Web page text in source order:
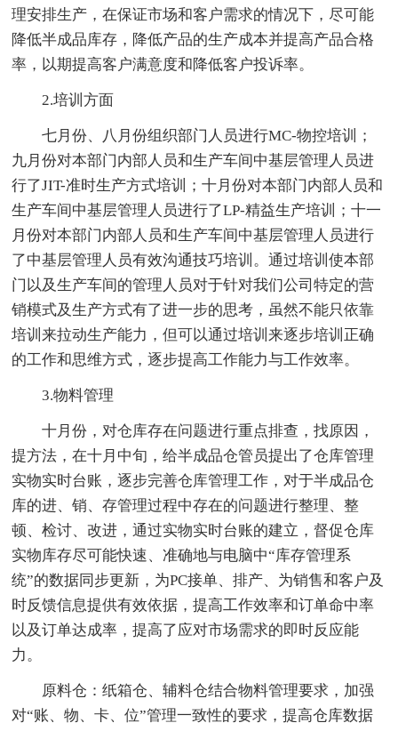
理安排生产，在保证市场和客户需求的情况下，尽可能
降低半成品库存，降低产品的生产成本并提高产品合格
率，以期提高客户满意度和降低客户投诉率。
2.培训方面
七月份、八月份组织部门人员进行MC-物控培训；
九月份对本部门内部人员和生产车间中基层管理人员进
行了JIT-准时生产方式培训；十月份对本部门内部人员和
生产车间中基层管理人员进行了LP-精益生产培训；十一
月份对本部门内部人员和生产车间中基层管理人员进行
了中基层管理人员有效沟通技巧培训。通过培训使本部
门以及生产车间的管理人员对于针对我们公司特定的营
销模式及生产方式有了进一步的思考，虽然不能只依靠
培训来拉动生产能力，但可以通过培训来逐步培训正确
的工作和思维方式，逐步提高工作能力与工作效率。
3.物料管理
十月份，对仓库存在问题进行重点排查，找原因，
提方法，在十月中旬，给半成品仓管员提出了仓库管理
实物实时台账，逐步完善仓库管理工作，对于半成品仓
库的进、销、存管理过程中存在的问题进行整理、整
顿、检讨、改进，通过实物实时台账的建立，督促仓库
实物库存尽可能快速、准确地与电脑中“库存管理系
统”的数据同步更新，为PC接单、排产、为销售和客户及
时反馈信息提供有效依据，提高工作效率和订单命中率
以及订单达成率，提高了应对市场需求的即时反应能
力。
原料仓：纸箱仓、辅料仓结合物料管理要求，加强
对“账、物、卡、位”管理一致性的要求，提高仓库数据